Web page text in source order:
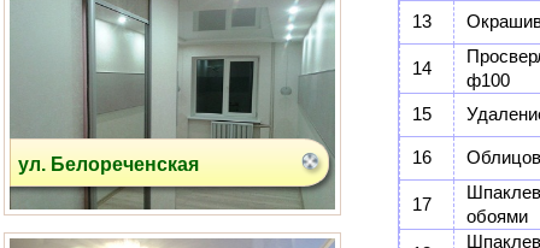
ул. Шкулева
13
14
ф100
15
16
17
обоями